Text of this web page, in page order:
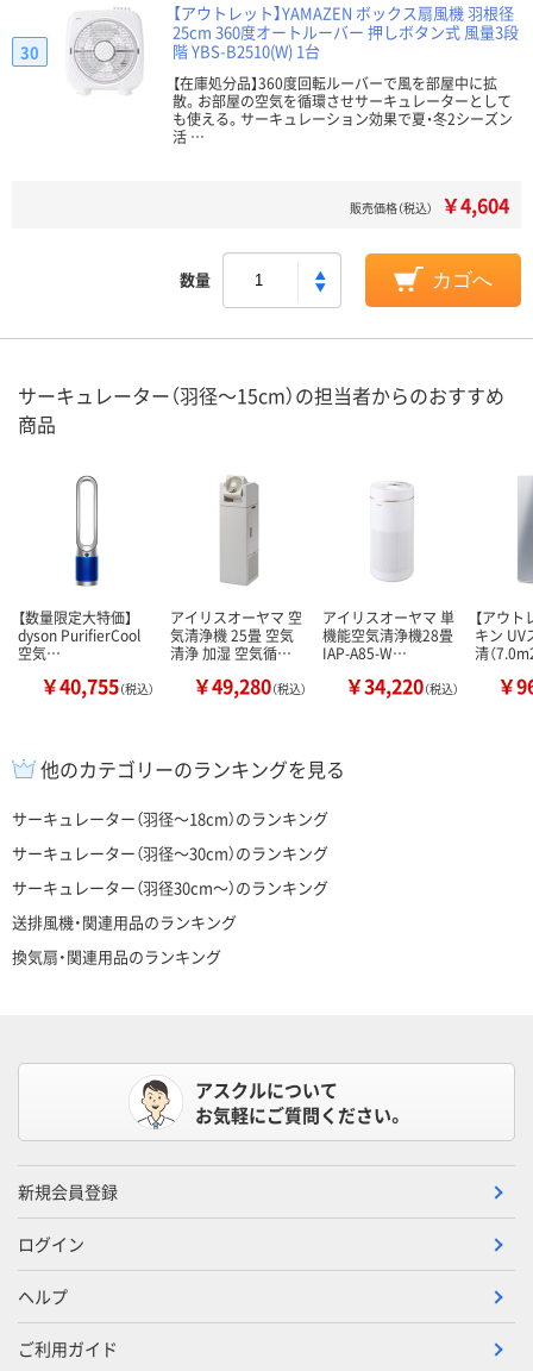
【アウトレット】YAMAZEN ボックス扇風機 羽根径
25cm 360度オートルーバー 押しボタン式 風量3段
階 YBS-B2510(W) 1台
【在庫処分品】360度回転ルーバーで風を部屋中に拡
散。お部屋の空気を循環させサーキュレーターとして
も使える。サーキュレーション効果で夏・冬2シーズン
活 …
30
販売価格（税込） ￥4,604
数量 カゴへ
サーキュレーター（羽径～15cm）の担当者からのおすすめ
商品
【数量限定大特価】
dyson PurifierCool
空気…
￥40,755（税込）
アイリスオーヤマ 空
気清浄機 25畳 空気
清浄 加湿 空気循…
￥49,280（税込）
アイリスオーヤマ 単
機能空気清浄機28畳
IAP-A85-W…
￥34,220（税込）
【アウト
キン UV
清（
￥
他のカテゴリーのランキングを見る
サーキュレーター（羽径～18cm）のランキング
サーキュレーター（羽径～30cm）のランキング
サーキュレーター（羽径30cm～）のランキング
送排風機・関連用品のランキング
換気扇・関連用品のランキング
アスクルについて
お気軽にご質問ください。
新規会員登録
ログイン
ヘルプ
ご利用ガイド